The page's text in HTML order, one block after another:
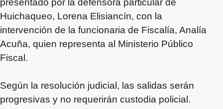
presentado por la defensora particular de
Huichaqueo, Lorena Elisiancín, con la
intervención de la funcionaria de Fiscalía, Analía
Acuña, quien representa al Ministerio Público
Fiscal.
Según la resolución judicial, las salidas serán
progresivas y no requerirán custodia policial.